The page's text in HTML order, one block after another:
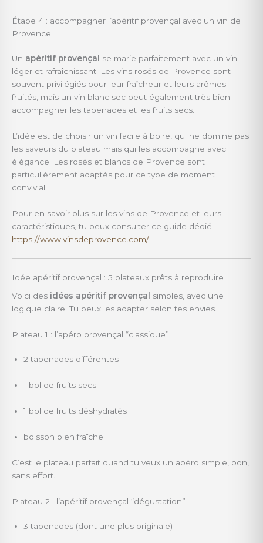
Étape 4 : accompagner l’apéritif provençal avec un vin de
Provence
Un apéritif provençal
se marie parfaitement avec un vin
léger et rafraîchissant. Les vins rosés de Provence sont
souvent privilégiés pour leur fraîcheur et leurs arômes
fruités, mais un vin blanc sec peut également très bien
accompagner les tapenades et les fruits secs.
L’idée est de choisir un vin facile à boire, qui ne domine pas
les saveurs du plateau mais qui les accompagne avec
élégance. Les rosés et blancs de Provence sont
particulièrement adaptés pour ce type de moment
convivial.
Pour en savoir plus sur les vins de Provence et leurs
caractéristiques, tu peux consulter ce guide dédié :
https://www.vinsdeprovence.com/
Idée apéritif provençal : 5 plateaux prêts à reproduire
Voici des idées apéritif provençal
simples, avec une
logique claire. Tu peux les adapter selon tes envies.
Plateau 1 : l’apéro provençal “classique”
2 tapenades différentes
1 bol de fruits secs
1 bol de fruits déshydratés
boisson bien fraîche
C’est le plateau parfait quand tu veux un apéro simple, bon,
sans effort.
Plateau 2 : l’apéritif provençal “dégustation”
3 tapenades (dont une plus originale)